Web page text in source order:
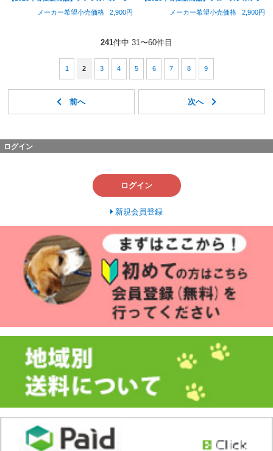
メーカー希望小売価格
2,900円
メーカー希望小売価格
2,900円
241件中 31〜60件目
1 2 3 4 5 6 7 8 9
ログイン
ログイン
新規会員登録